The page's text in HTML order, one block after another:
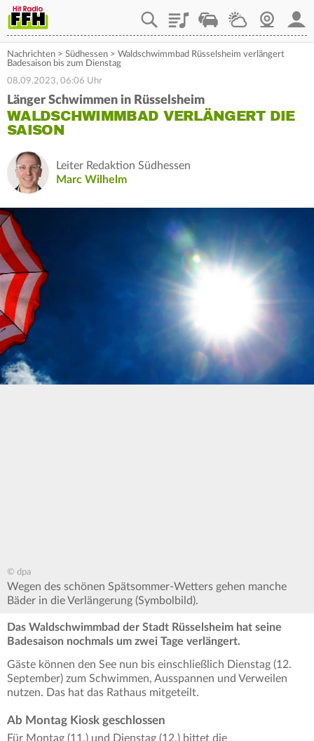
PlaylistStaupilotWetterWebcam
Nachrichten > Südhessen > Waldschwimmbad Rüsselsheim verlängert
Badesaison bis zum Dienstag
08.09.2023, 06:06 Uhr
Länger Schwimmen in Rüsselsheim
WALDSCHWIMMBAD VERLÄNGERT DIE
SAISON
Leiter Redaktion Südhessen
Marc Wilhelm
© dpa
Wegen des schönen Spätsommer-Wetters gehen manche
Bäder in die Verlängerung (Symbolbild).
Das Waldschwimmbad der Stadt Rüsselsheim hat seine
Badesaison nochmals um zwei Tage verlängert.
Gäste können den See nun bis einschließlich Dienstag (12.
September) zum Schwimmen, Ausspannen und Verweilen
nutzen. Das hat das Rathaus mitgeteilt.
Ab Montag Kiosk geschlossen
Für Montag (11.) und Dienstag (12.) bittet die